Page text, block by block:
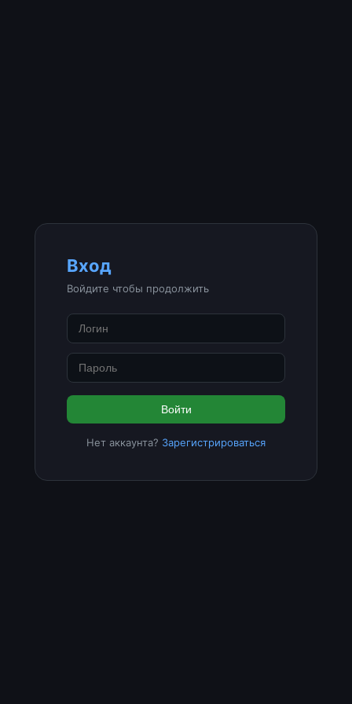
Вход
Войдите чтобы продолжить
Войти
Нет аккаунта? Зарегистрироваться